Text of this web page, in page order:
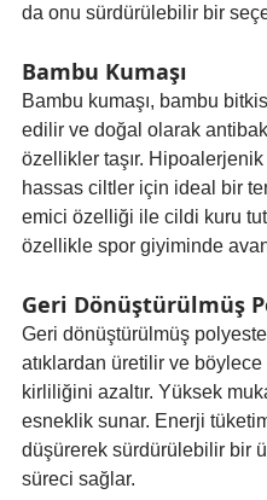
da onu sürdürülebilir bir
Bambu Kumaşı
Bambu kumaşı, bambu
edilir ve doğal olarak
özellikler taşır. Hipoalerjenik
hassas ciltler için ideal bir
emici özelliği ile cildi kuru
özellikle spor giyiminde
Geri Dönüştürülmüş
Geri dönüştürülmüş
atıklardan üretilir ve böylece
kirliliğini azaltır. Yüksek
esneklik sunar. Enerji
düşürerek sürdürülebilir bir
süreci sağlar.